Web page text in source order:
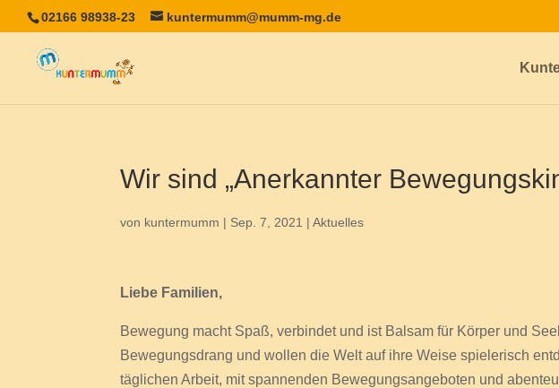
02166 98938-23 kuntermumm@mumm-mg.de
Wir sind „Anerkannter
von kuntermumm | Sep. 7, 2021 |Aktuelles
Liebe Familien,
Bewegung macht Spaß, verbindet und ist Balsam für Körper und
Bewegungsdrang und wollen die Welt auf ihre Weise spielerisch
täglichen Arbeit, mit spannenden Bewegungsangeboten und